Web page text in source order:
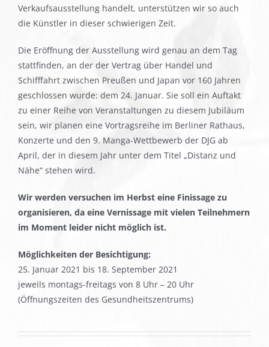
Verkaufsausstellung handelt, unterstützen wir so auch
die Künstler in dieser schwierigen Zeit.
Die Eröffnung der Ausstellung wird genau an dem Tag
stattfinden, an der der Vertrag über Handel und
Schifffahrt zwischen Preußen und Japan vor 160 Jahren
geschlossen wurde: dem 24. Januar. Sie soll ein Auftakt
zu einer Reihe von Veranstaltungen zu diesem Jubiläum
sein, wir planen eine Vortragsreihe im Berliner Rathaus,
Konzerte und den 9. Manga-Wettbewerb der DJG ab
April, der in diesem Jahr unter dem Titel „Distanz und
Nähe“ stehen wird.
Wir werden versuchen im Herbst eine Finissage zu
organisieren, da eine Vernissage mit vielen Teilnehmern
im Moment leider nicht möglich ist.
Möglichkeiten der Besichtigung:
25. Januar 2021 bis 18. September 2021
jeweils montags-freitags von 8 Uhr – 20 Uhr
(Öffnungszeiten des Gesundheitszentrums)